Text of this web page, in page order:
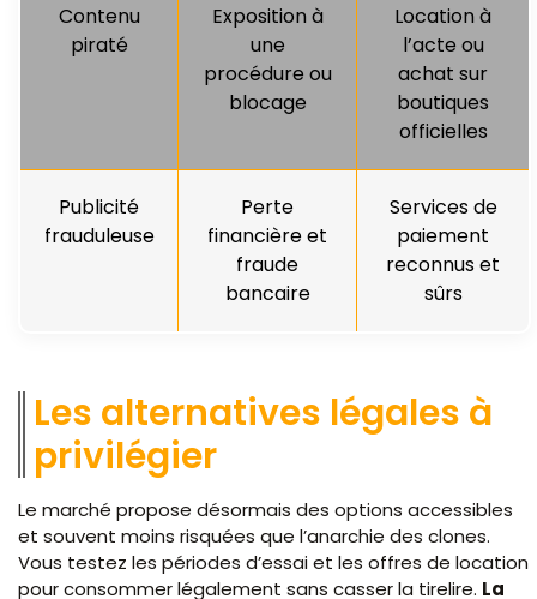
Contenu
piraté
Exposition à
une
procédure ou
blocage
Location à
l’acte ou
achat sur
boutiques
officielles
Publicité
frauduleuse
Perte
financière et
fraude
bancaire
Services de
paiement
reconnus et
sûrs
Les alternatives légales à
privilégier
Le marché propose désormais des options accessibles
et souvent moins risquées que l’anarchie des clones.
Vous testez les périodes d’essai et les offres de location
pour consommer légalement sans casser la tirelire. La